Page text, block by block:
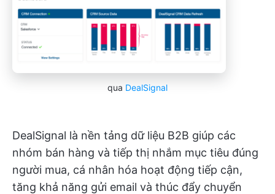
qua DealSignal
DealSignal là nền tảng dữ liệu B2B giúp các
nhóm bán hàng và tiếp thị nhắm mục tiêu đúng
người mua, cá nhân hóa hoạt động tiếp cận,
tăng khả năng gửi email và thúc đẩy chuyển